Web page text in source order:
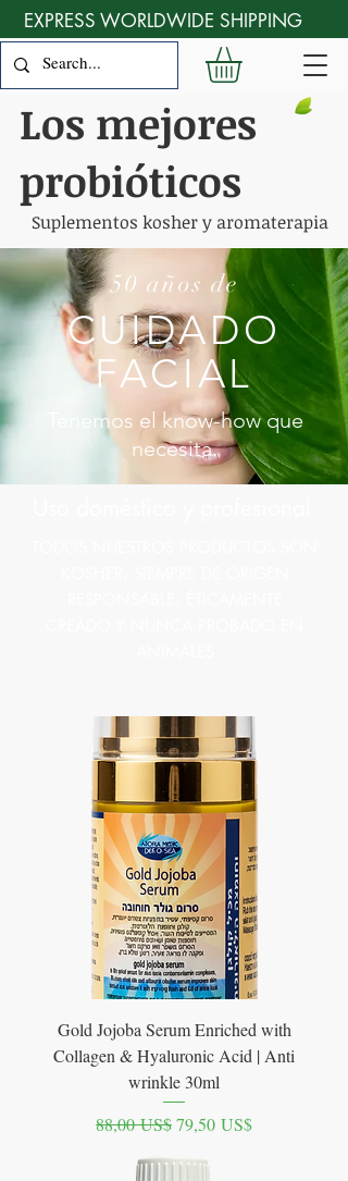
Los mejores
probióticos
Suplementos kosher y aromaterapia
EXPRESS WORLDWIDE SHIPPING
50 años de
CUIDADO
FACIAL
Tenemos el know-how que
necesita.
Gold Jojoba Serum Enriched with
Collagen & Hyaluronic Acid | Anti
wrinkle 30ml
Precio
88,00 US$Precio de oferta
79,50 US$